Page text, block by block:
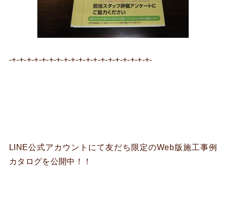
-+-+-+-+-+-+-+-+-+-+-+-+-+-+-+-+-+-+-+-
LINE公式アカウントにて友だち限定のWeb版施工事例
カタログを公開中！！